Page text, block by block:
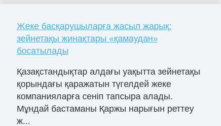
Жеке басқарушыларға жасыл жарық:
зейнетақы жинақтары «қамаудан»
босатылады
Қазақстандықтар алдағы уақытта зейнетақы
қорындағы қаражатын түгелдей жеке
компанияларға сеніп тапсыра алады.
Мұндай бастаманы Қаржы нарығын реттеу
ж...